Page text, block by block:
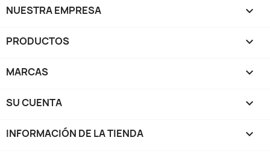
NUESTRA EMPRESA 
PRODUCTOS 
MARCAS 
SU CUENTA 
INFORMACIÓN DE LA TIENDA keyboard_arrow_down